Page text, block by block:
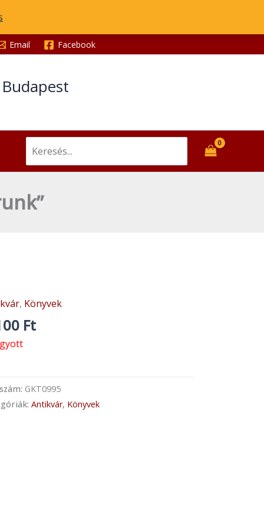
Email Facebook
for:
, Könyvek
Ft
GKT0995
Antikvár, Könyvek